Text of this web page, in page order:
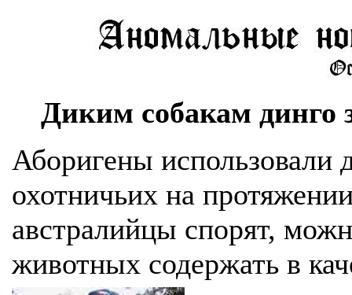
Диким собакам
Аборигены использовали
охотничьих на
австралийцы спорят,
животных содержать в